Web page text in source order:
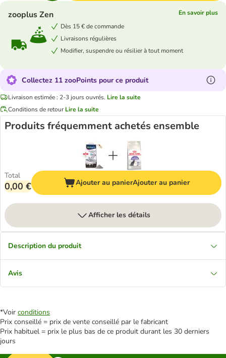
zooplus Zen
En savoir plus
Dès 15 € de commande
Livraisons régulières
Modifier, suspendre ou résilier à tout moment
Collectez 11 zooPoints pour ce produit
Livraison estimée : 2-3 jours ouvrés. Lire la suite
Conditions de retour Lire la suite
Produits fréquemment achetés ensemble
Total
0,00 € Ajouter au panierAjouter au panier
Afficher les détails
Description du produit
Avis
*Voir conditions
Prix conseillé = prix de vente conseillé par le fabricant
Prix habituel = prix le plus bas de ce produit durant les 30 derniers
jours